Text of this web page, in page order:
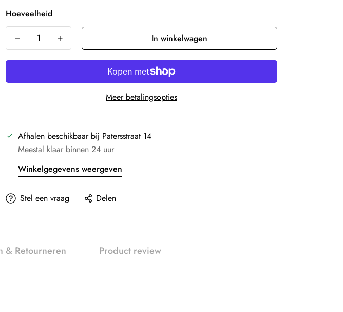
Hoeveelheid
In winkelwagen
Meer betalingsopties
Afhalen beschikbaar bij Patersstraat 14
Meestal klaar binnen 24 uur
Winkelgegevens weergeven
Stel een vraag Delen
& Retourneren Product review